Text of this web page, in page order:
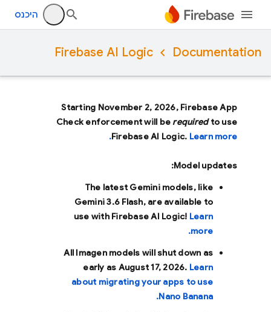
היכנס
Documentation
Firebase AI Logic
Starting November 2, 2026, Firebase App
Check enforcement will be requiredto use
Firebase AI Logic. Learn more.
Model updates:
The latest Gemini models, like
Gemini 3.6 Flash, are available to
use with Firebase AI Logic! Learn
more.
All Imagen models will shut down as
early as August 17, 2026. Learn
about migrating your apps to use
Nano Banana.